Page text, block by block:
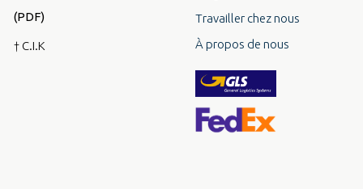
(PDF)
† C.I.K
Travailler chez nous
À propos de nous